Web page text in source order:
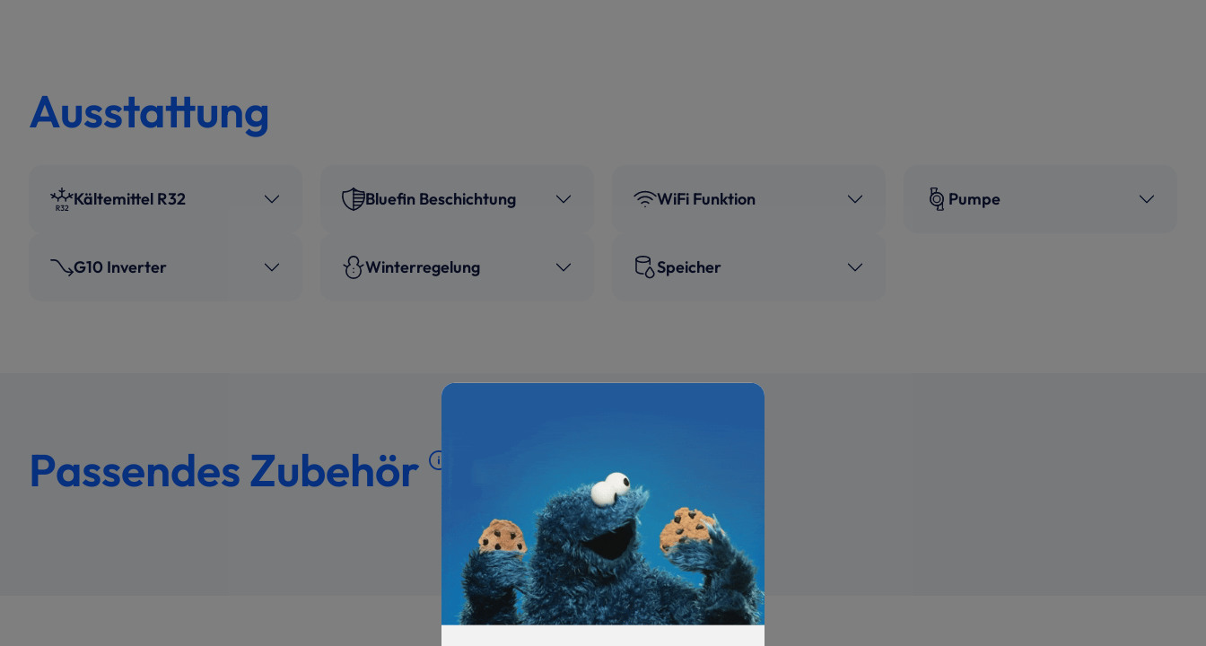
Ausstattung
Kältemittel R32
G10 Inverter
Bluefin Beschichtung
Winterregelung
WiFi Funktion
Speicher
Pumpe
Passendes Zubehör